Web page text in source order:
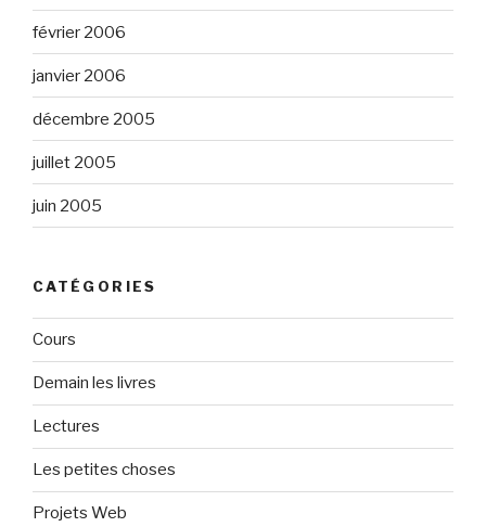
février 2006
janvier 2006
décembre 2005
juillet 2005
juin 2005
CATÉGORIES
Cours
Demain les livres
Lectures
Les petites choses
Projets Web